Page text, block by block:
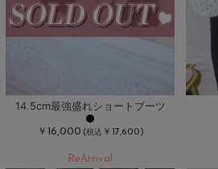
14.5cm最強盛れショートブーツ
￥16,000 (税込 ￥17,600)
ReArrival